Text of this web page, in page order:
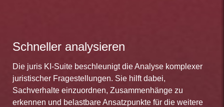
Schneller analysieren
Die juris KI-Suite beschleunigt die Analyse komplexer
juristischer Fragestellungen. Sie hilft dabei,
Sachverhalte einzuordnen, Zusammenhänge zu
erkennen und belastbare Ansatzpunkte für die weitere